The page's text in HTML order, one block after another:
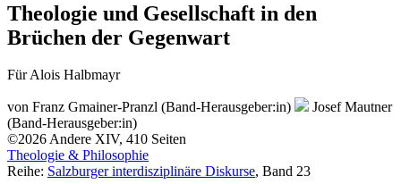
Theologie und Gesellschaft in den
Brüchen der Gegenwart
Für Alois Halbmayr
von Franz Gmainer-Pranzl (Band-Herausgeber:in)
Josef Mautner
(Band-Herausgeber:in)
©2026Andere XIV, 410 Seiten
Theologie & Philosophie
Reihe: Salzburger interdisziplinäre Diskurse, Band 23